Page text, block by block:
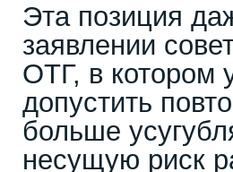
Эта позиция
заявлении
ОТГ, в котором
допустить
больше
несущую риск